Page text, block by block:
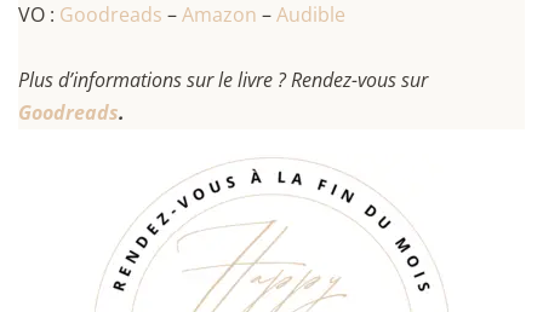
VO : Goodreads –Amazon –Audible
Plus d’informations sur le livre ? Rendez-vous sur
Goodreads.